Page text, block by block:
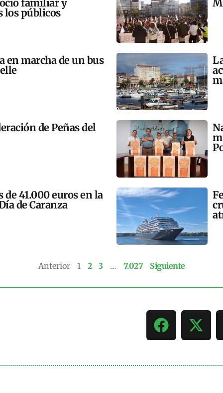
familiar y
los públicos
en marcha de un bus
de Peñas del
41.000 euros en la
de Caranza
Anterior 1 2 3 … 7.027 Siguiente